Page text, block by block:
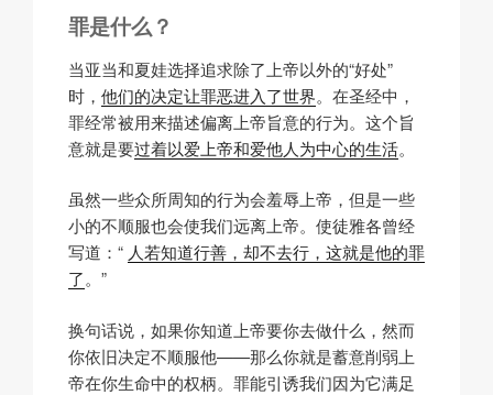
罪是什么？
当亚当和夏娃选择追求除了上帝以外的“好处”
时， 他们的决定让罪恶进入了世界。在圣经中，
罪经常被用来描述偏离上帝旨意的行为。这个旨
意就是要过着以爱上帝和爱他人为中心的生活。
虽然一些众所周知的行为会羞辱上帝，但是一些
小的不顺服也会使我们远离上帝。使徒雅各曾经
写道：“ 人若知道行善，却不去行，这就是他的罪
了。”
换句话说，如果你知道上帝要你去做什么，然而
你依旧决定不顺服他——那么你就是蓄意削弱上
帝在你生命中的权柄。罪能引诱我们因为它满足